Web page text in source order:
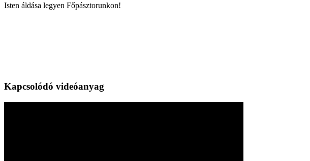
Isten áldása legyen Főpásztorunkon!
Kapcsolódó videóanyag